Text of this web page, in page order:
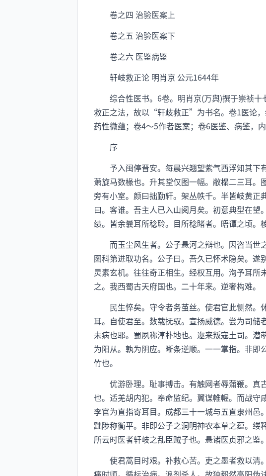
卷之四 治验医案上
卷之五 治验医案下
卷之六 医鉴病鉴
轩岐救正论 明肖京 公元1644年
综合性医书。6卷。明肖京(万舆)撰于崇祯十
救正之法，故以“轩歧救正”为书名。卷1医论
药性微蕴；卷4～5作者医案；卷6医鉴、病鉴，
序
予入闽停晋安。每晨兴翘望紫气西浮知其下
萧旋马数椽也。升其堂仅图一幅。敝榻二三耳
旁有小室。颜曰拙勤轩。架丛帙千。半皆岐黄
曰。客谁。吾主人已入山阅月矣。初意典型在
绩。皆余曩耳所稔聆。目所稔睹者。晤谭之顷。
而玉尘风生者。公子悬河之辩也。因咨当世
图科第进取功名。公子曰。吾久已怀术隐矣。
灵素玄机。往往奇正相生。经权互用。洵予耳
之。我西蜀古天府国也。二十年来。逆奢构难。
民生悴矣。守令者务茧丝。使君官此恻然。
耳。自使君至。数载抚驭。宣扬威德。尝为司
未病也耶。蜀夙称淳朴地也。迩来叛寇土司。
为阳从。孰为阴应。晰条逆顺。一一掌指。非
竹也。
优游卧理。耻事搏击。有触网者辱蒲鞭。真
也。适羌胡内犯。奉命监纪。翼谋帷幄。而战守
李官为直指寄耳目。成都三十一城与五直隶州
黜陟称衡平。非即公子之洞明神农本草之蕴。
所云时医者轩岐之乱臣贼子也。悬诸医贞邪之鉴
使君蒿目时艰。补救心苦。吏之墨者救以清